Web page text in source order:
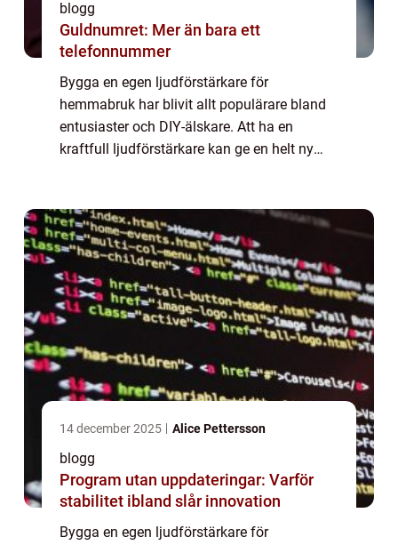
blogg
Guldnumret: Mer än bara ett
telefonnummer
Bygga en egen ljudförstärkare för
hemmabruk har blivit allt populärare bland
entusiaster och DIY-älskare. Att ha en
kraftfull ljudförstärkare kan ge en helt ny
14 december 2025 Alice Pettersson
blogg
Program utan uppdateringar: Varför
stabilitet ibland slår innovation
Bygga en egen ljudförstärkare för